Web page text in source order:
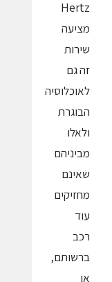
Hertz
מציעה
שירות
זה גם
לאוכלוסיה
הבוגרת
ולאלו
מביניהם
שאינם
מחזיקים
עוד
רכב
ברשותם,
או